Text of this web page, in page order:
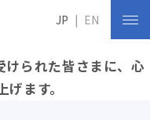
られた皆さまに、心
ます。
JP EN